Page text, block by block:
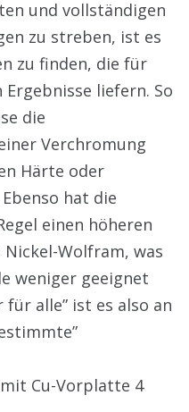
und vollständigen
zu streben, ist es
zu finden, die für
liefern. So
die
Verchromung
Härte oder
hat die
einen höheren
Wolfram, was
weniger geeignet
für alle” ist es also an
Cu-Vorplatte 4